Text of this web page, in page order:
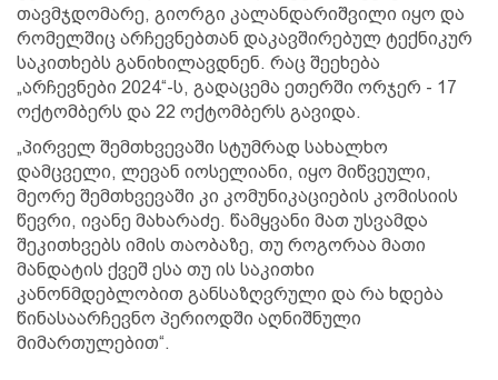
თავმჯდომარე, გიორგი კალანდარიშვილი იყო და
რომელშიც არჩევნებთან დაკავშირებულ ტექნიკურ
საკითხებს განიხილავდნენ. რაც შეეხება
„არჩევნები 2024“-ს, გადაცემა ეთერში ორჯერ - 17
ოქტომბერს და 22 ოქტომბერს გავიდა.
„პირველ შემთხვევაში სტუმრად სახალხო
დამცველი, ლევან იოსელიანი, იყო მიწვეული,
მეორე შემთხვევაში კი კომუნიკაციების კომისიის
წევრი, ივანე მახარაძე. წამყვანი მათ უსვამდა
შეკითხვებს იმის თაობაზე, თუ როგორაა მათი
მანდატის ქვეშ ესა თუ ის საკითხი
კანონმდებლობით განსაზღვრული და რა ხდება
წინასაარჩევნო პერიოდში აღნიშნული
მიმართულებით“.